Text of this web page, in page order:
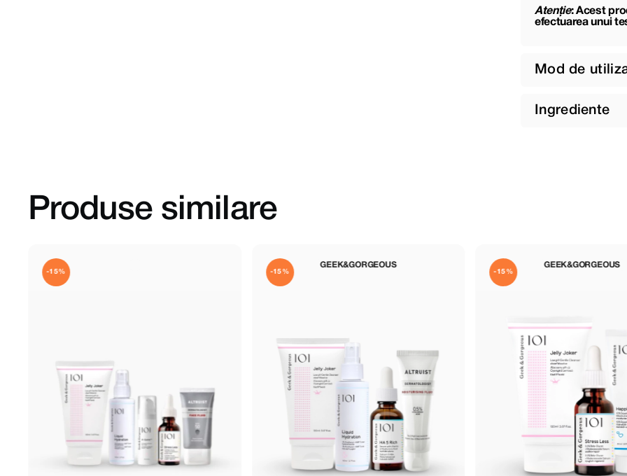
Atenție: Acest
efectuarea unui
Mod de
Ingrediente
Produse similare
-15%
GEEK&GORGEOUS
-15%
MARY & MAY
-15%